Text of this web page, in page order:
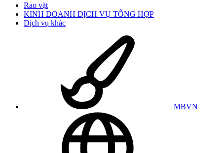
Rao vặt
KINH DOANH DỊCH VỤ TỔNG HỢP
Dịch vụ khác
MBVN